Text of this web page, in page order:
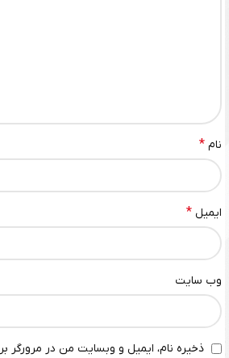
نام *
ایمیل *
وب‌ سایت
ذخیره نام، ایمیل و وبسایت من در مرورگر